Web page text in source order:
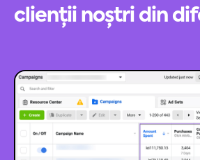
clienții noștri din